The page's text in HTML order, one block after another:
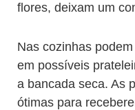
flores, deixam um
Nas cozinhas
em possíveis
a bancada seca. As
ótimas para